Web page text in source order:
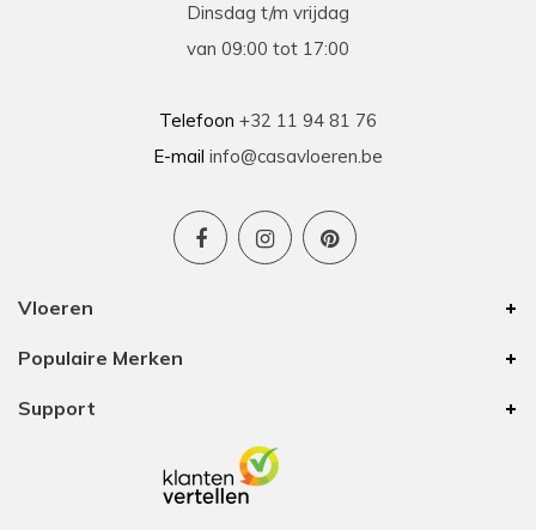
Dinsdag t/m vrijdag
van 09:00 tot 17:00
Telefoon +32 11 94 81 76
E-mail info@casavloeren.be
Vloeren
Populaire Merken
Support